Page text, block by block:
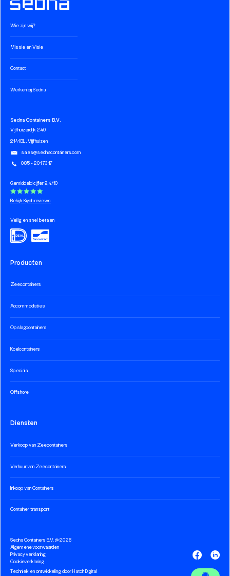
Wie zijn wij?
Missie en Visie
Contact
Werken bij Sedna
Producten
Zeecontainers
Accommodaties
Opslagcontainers
Koelcontainers
Specials
Offshore
Diensten
Verkoop van Zeecontainers
Verhuur van Zeecontainers
Inkoop van Containers
Container transport
Sedna Containers B.V.
Vijfhuizerdijk 240
2141 BL, Vijfhuizen
sales@sednacontainers.com
085 - 201 73 17
Gemiddeld cijfer 9,4/10
Bekijk Kiyoh reviews
Veilig en snel betalen
Sedna Containers B.V. @ 2026
Algemene voorwaarden
Privacy verklaring
Cookieverklaring
Techniek en ontwikkeling door Hatch Digital